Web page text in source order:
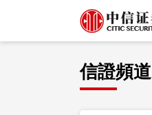
信證頻道